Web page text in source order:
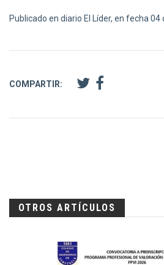
Publicado en diario El Líder, en fecha
COMPARTIR:
OTROS ARTÍCULOS